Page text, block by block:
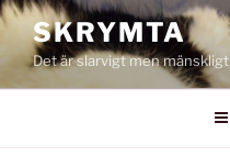
Hoppa
innehåll
SKRYMTA
Det är slarvigt men mänskligt